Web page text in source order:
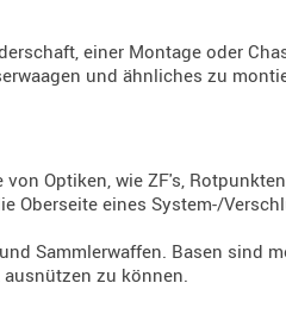
einer Montage oder
und ähnliches zu
Optiken, wie ZF's,
Oberseite eines System-/
Sammlerwaffen. Basen sind
zu können.